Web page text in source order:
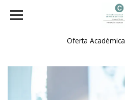
Oferta